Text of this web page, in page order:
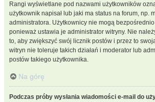
Rangi wyświetlane pod nazwami użytkowników
użytkownik napisał lub jaki ma status na forum, np.
administratora. Użytkownicy nie mogą
ponieważ ustawia je administrator witryny. Nie
to, aby zwiększyć swój licznik postów i przez to
witryn nie toleruje takich działań i moderator lub
postów takiego użytkownika.
Na górę
Podczas próby wysłania wiadomości e-mail do